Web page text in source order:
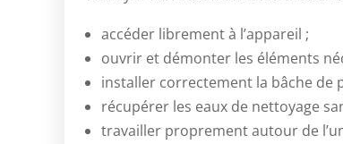
accéder librement à l’appareil ;
ouvrir et démonter les éléments
installer correctement la bâche de
récupérer les eaux de nettoyage
travailler proprement autour de